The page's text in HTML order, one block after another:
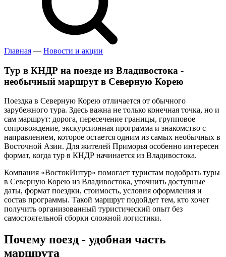
Главная — Новости и акции
Тур в КНДР на поезде из Владивостока -
необычный маршрут в Северную Корею
Поездка в Северную Корею отличается от обычного
зарубежного тура. Здесь важна не только конечная точка, но и
сам маршрут: дорога, пересечение границы, групповое
сопровождение, экскурсионная программа и знакомство с
направлением, которое остается одним из самых необычных в
Восточной Азии. Для жителей Приморья особенно интересен
формат, когда тур в КНДР начинается из Владивостока.
Компания «ВостокИнтур» помогает туристам подобрать туры
в Северную Корею из Владивостока, уточнить доступные
даты, формат поездки, стоимость, условия оформления и
состав программы. Такой маршрут подойдет тем, кто хочет
получить организованный туристический опыт без
самостоятельной сборки сложной логистики.
Почему поезд - удобная часть
маршрута